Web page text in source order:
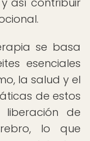
se basa
esenciales
la salud y el
de estos
de
lo que